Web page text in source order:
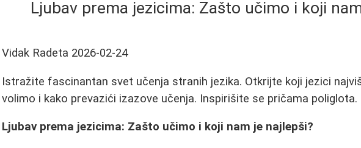
Ljubav prema jezicima: Zašto učimo i koji
Vidak Radeta 2026-02-24
Istražite fascinantan svet učenja stranih jezika. Otkrijte koji jezici
volimo i kako prevazići izazove učenja. Inspirišite se pričama poliglota.
Ljubav prema jezicima: Zašto učimo i koji nam je najlepši?